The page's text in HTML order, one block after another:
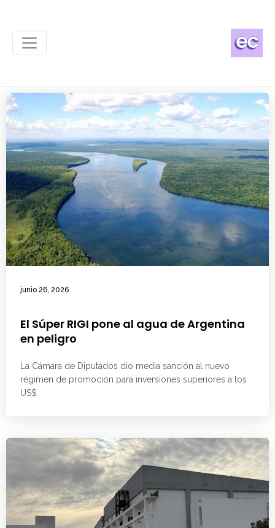
junio 26, 2026
El Súper RIGI pone al agua de Argentina
en peligro
La Cámara de Diputados dio media sanción al nuevo
régimen de promoción para inversiones superiores a los
US$